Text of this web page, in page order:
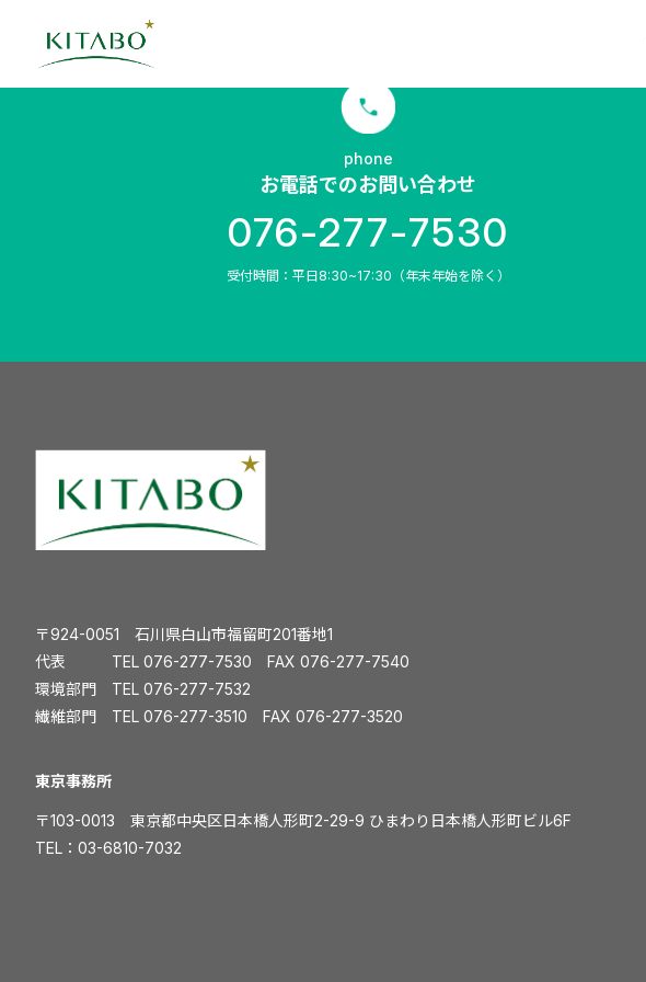
phone
お電話でのお問い合わせ
076-277-7530
受付時間：平日8:30~17:30（年末年始を除く）
〒924-0051 石川県白山市福留町201番地1
代表 TEL 076-277-7530 FAX 076-277-7540
環境部門 TEL 076-277-7532
繊維部門 TEL 076-277-3510 FAX 076-277-3520
️東京事務所
〒103-0013 東京都中央区日本橋人形町2-29-9 ひまわり日本橋人形町ビル6F
TEL： 03-6810-7032